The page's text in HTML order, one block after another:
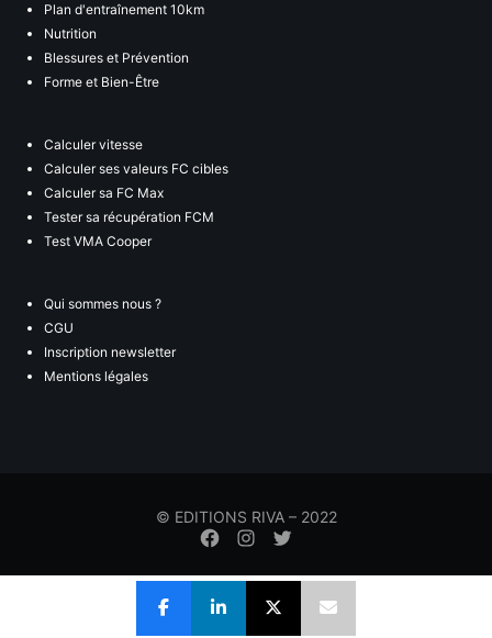
Plan d'entraînement 10km
Nutrition
Blessures et Prévention
Forme et Bien-Être
Calculer vitesse
Calculer ses valeurs FC cibles
Calculer sa FC Max
Tester sa récupération FCM
Test VMA Cooper
Qui sommes nous ?
CGU
Inscription newsletter
Mentions légales
© EDITIONS RIVA – 2022
Élément
menude
de